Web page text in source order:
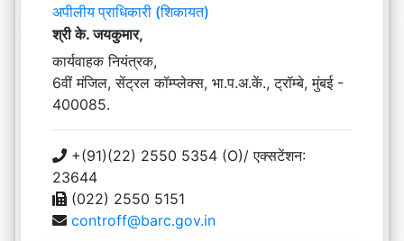
अपीलीय प्राधिकारी (शिकायत)
श्री के. जयकुमार,
कार्यवाहक नियंत्रक,
6वीं मंजिल, सेंट्रल कॉम्प्लेक्स, भा.प.अ.कें., ट्रॉम्बे, मुंबई -
400085.
+(91)(22) 2550 5354 (O)/ एक्सटेंशन:
23644
(022) 2550 5151
controff@barc.gov.in